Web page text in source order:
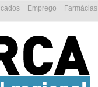
Farmácias
Emprego